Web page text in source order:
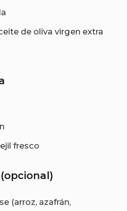
de oliva virgen extra
fresco
(arroz, azafrán,